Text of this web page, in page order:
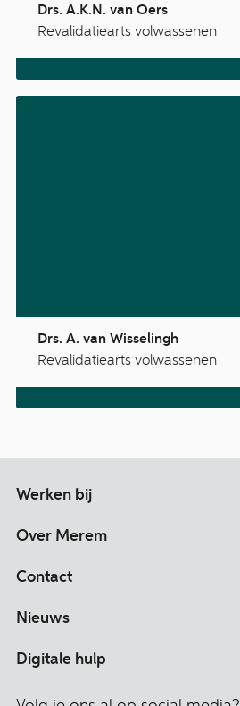
Drs. A.K.N. van Oers
Revalidatiearts volwassenen
Drs. A. van Wisselingh
Revalidatiearts volwassenen
Werken bij
Over Merem
Contact
Nieuws
Digitale hulp